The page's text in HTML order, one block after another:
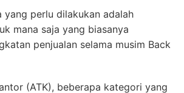
yang perlu dilakukan adalah
mana saja yang biasanya
penjualan selama musim Back
(ATK), beberapa kategori yang